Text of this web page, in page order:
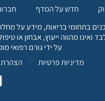
חדש על המדף
בתחומי בריאות, מידע על
ואינו מהווה ייעוץ, אבחון או
על ידי גורם רפואי
מדיניות פרטיות
הצהרת